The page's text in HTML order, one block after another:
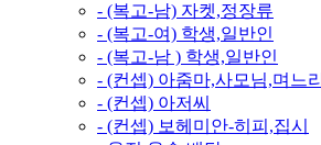
- (복고-남) 자켓,정장류
- (복고-여) 학생,일반인
- (복고-남 ) 학생,일반인
- (컨셉) 아줌마,사모님,며느리
- (컨셉) 아저씨
- (컨셉) 보헤미안-히피,집시